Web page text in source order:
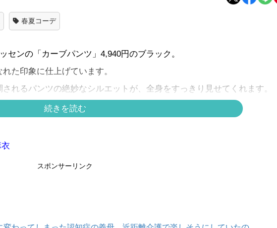
春夏コーデ
センの「カーブパンツ」4,940円のブラック。
た印象に仕上げています。
れるパンツの絶妙なシルエットが、全身をすっきり見せてくれます。
きやすくストレスフリーなパンツは、ハリのある素材感で脚のシルエッ
す。
黒のレザーバッグで品を添えれば、アクティブな日にも頼れる大人カジ
続きを読む
スポンサーリンク